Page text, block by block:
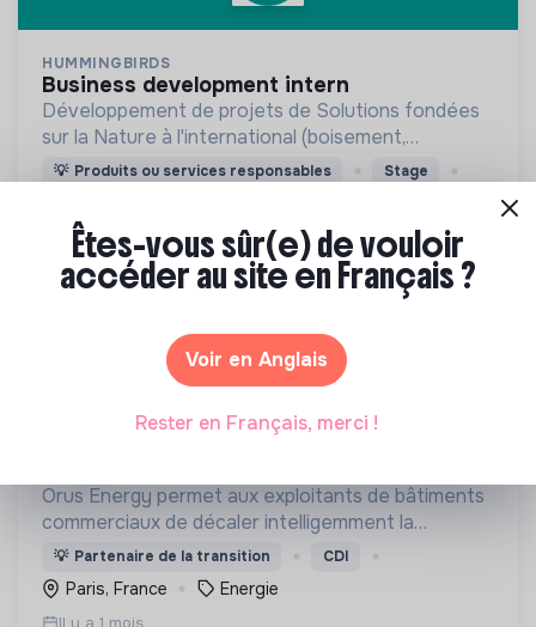
HUMMINGBIRDS
business development intern
Développement de projets de Solutions fondées
sur la Nature à l'international (boisement,
reboisement, conservation, agroforesterie,
agriculture régénératrice, zone humides,
mangroves, ...)
💡 Produits ou services responsables Stage
Il y a 24 jours
Orus Energy permet aux exploitants de bâtiments
commerciaux de décaler intelligemment la
consommation de leurs équipements (CVC, IRVE)
afin de contribuer à l'équilibre du réseau
électrique.
💡 Partenaire de la transition CDI
Paris, France Energie
Il y a 1 mois
Êtes-vous sûr(e) de vouloir
accéder au site en Français ?
Voir en Anglais
Rester en Français, merci !